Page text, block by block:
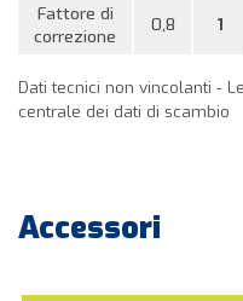
Fattore di
correzione
0,8 1
Dati tecnici non vincolanti -
centrale dei dati di scambio
Accessori